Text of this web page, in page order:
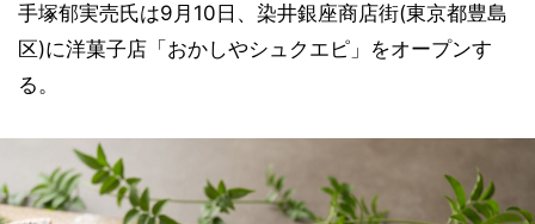
手塚郁実売氏は9月10日、染井銀座商店街(東京都豊島
区)に洋菓子店「おかしやシュクエピ」をオープンす
る。